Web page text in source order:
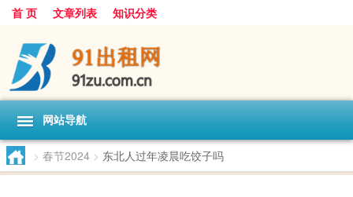
首 页 文章列表 知识分类
网站导航
> 春节2024 > 东北人过年凌晨吃饺子吗